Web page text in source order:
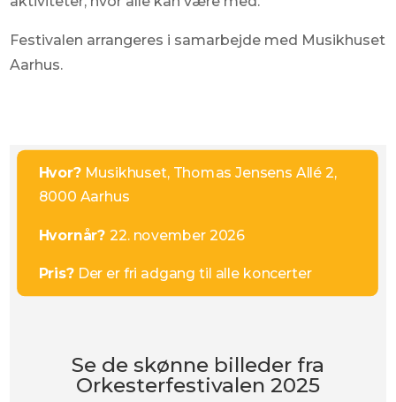
Festivalen arrangeres i samarbejde med Musikhuset
Aarhus.
Hvor? Musikhuset, Thomas Jensens Allé 2,
8000 Aarhus
Hvornår?22. november 2026
Pris? Der er fri adgang til alle koncerter
Se de skønne billeder fra
Orkesterfestivalen 2025